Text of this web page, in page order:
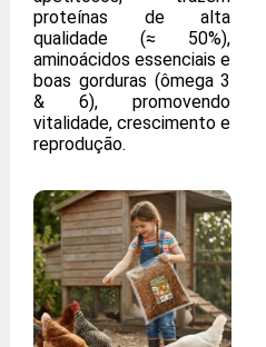
proteínas de alta
qualidade (≈ 50%),
aminoácidos essenciais e
boas gorduras (ômega 3
& 6), promovendo
vitalidade, crescimento e
reprodução.